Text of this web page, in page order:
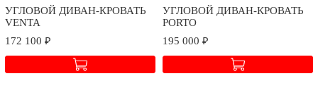
УГЛОВОЙ ДИВАН-КРОВАТЬ
VENTA
172 100 ₽
УГЛОВОЙ ДИВАН-КРОВАТЬ
PORTO
195 000 ₽